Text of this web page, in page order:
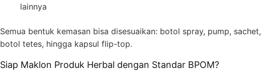
lainnya
Semua bentuk kemasan bisa disesuaikan: botol spray, pump, sachet,
botol tetes, hingga kapsul flip-top.
Siap Maklon Produk Herbal dengan Standar BPOM?